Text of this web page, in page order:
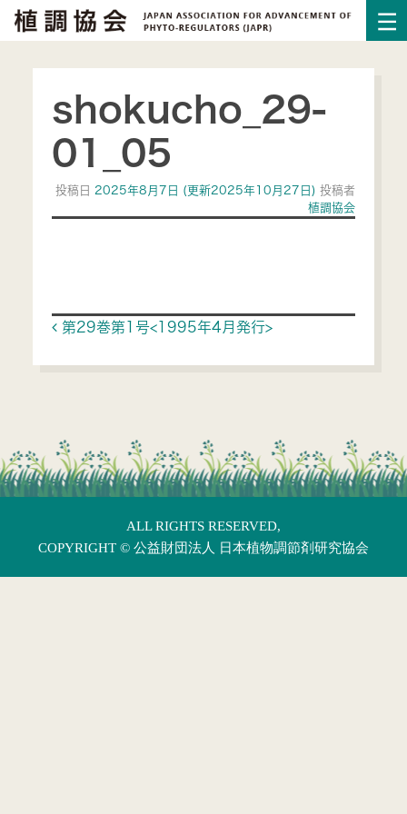
shokucho_29-
01_05
投稿日 2025年8月7日 (更新2025年10月27日)投稿者
植調協会
Post navigation
第29巻第1号<1995年4月発行>
ALL RIGHTS RESERVED,
COPYRIGHT © 公益財団法人 日本植物調節剤研究協会